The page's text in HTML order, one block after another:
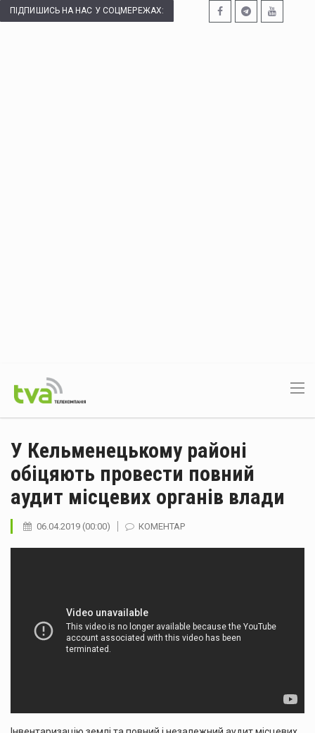
ПІДПИШИСЬ НА НАС У СОЦМЕРЕЖАХ:
У Кельменецькому районі
обіцяють провести повний
аудит місцевих органів влади
06.04.2019 (00:00) КОМЕНТАР